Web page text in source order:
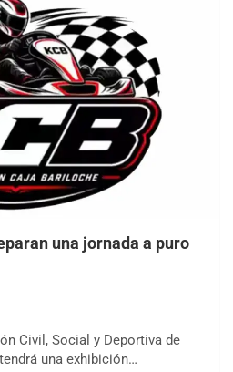
una jornada a puro
Civil, Social y Deportiva de
una exhibición…